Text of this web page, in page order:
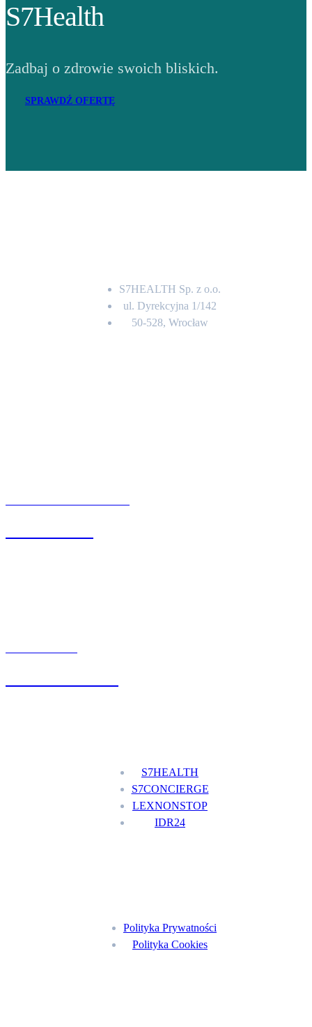
S7Health
Zadbaj o zdrowie swoich bliskich.
SPRAWDŹ OFERTĘ
S7HEALTH Sp. z o.o.
ul. Dyrekcyjna 1/142
50-528, Wrocław
S7HEALTH
S7CONCIERGE
LEXNONSTOP
IDR24
Polityka Prywatności
Polityka Cookies